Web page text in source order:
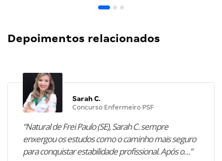
Depoimentos relacionados
Sarah C.
Concurso Enfermeiro PSF
“Natural de Frei Paulo (SE), Sarah C. sempre
enxergou os estudos como o caminho mais seguro
para conquistar estabilidade profissional. Após o…”